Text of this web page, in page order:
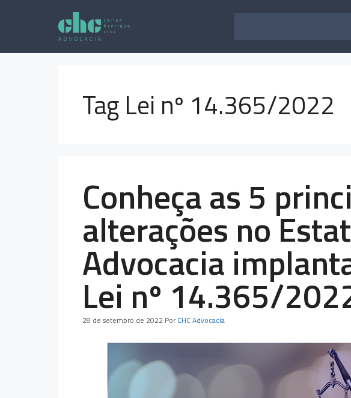
Tag Lei nº 14.365/2022
Conheça as 5
alterações no
Advocacia
Lei nº 14.365/
28 de setembro de 2022 Por CHC Advocacia